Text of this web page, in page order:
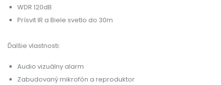
WDR 120dB
Prísvit IR a Biele svetlo do 30m
Ďalšie vlastnosti:
Audio vizuálny alarm
Zabudovaný mikrofón a reproduktor